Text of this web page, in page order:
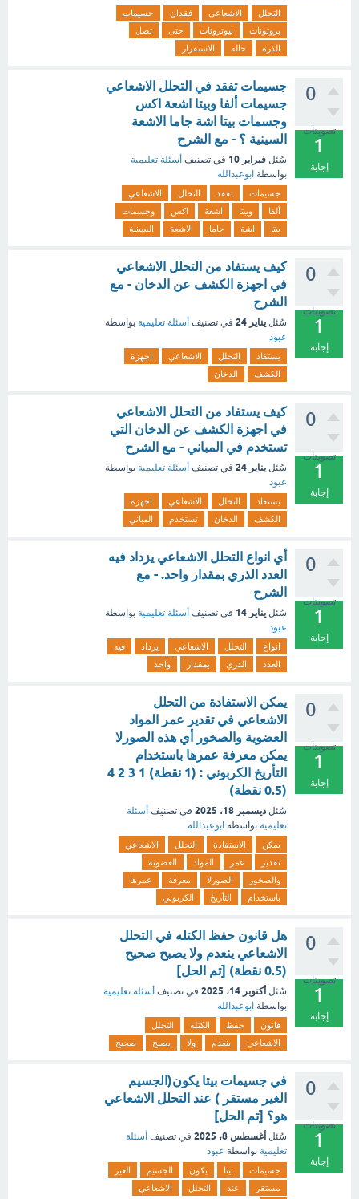
التحلل الاشعاعي فقدان
جسيمات
بروتونات
نيوترونات حتى
تصل
الذرة
حالة الاستقرار
0
تصويتات
1
إجابة
جسيمات تفقد في التحلل الاشعاعي
جسيمات ألفا وبيتا اشعة اكس
وجسمات بيتا اشة جاما الاشعة
السينية ؟ - مع الشرح
سُئل فبراير 10 في تصنيف أسئلة تعليمية
بواسطة ابوعبدالله
جسيمات تفقد التحلل
الاشعاعي
ألفا
وبيتا اشعة اكس
وجسمات
بيتا
اشة جاما الاشعة السينية
0
تصويتات
1
إجابة
كيف يستفاد من التحلل الاشعاعي
في اجهزة الكشف عن الدخان - مع
الشرح
سُئل يناير 24 في تصنيف أسئلة تعليمية بواسطة
عبود
يستفاد التحلل الاشعاعي
اجهزة
الكشف
الدخان
0
تصويتات
1
إجابة
كيف يستفاد من التحلل الاشعاعي
في اجهزة الكشف عن الدخان التي
تستخدم في المباني - مع الشرح
سُئل يناير 24 في تصنيف أسئلة تعليمية بواسطة
عبود
يستفاد التحلل الاشعاعي
اجهزة
الكشف
الدخان تستخدم المباني
0
تصويتات
1
إجابة
أي انواع التحلل الاشعاعي يزداد فيه
العدد الذري بمقدار واحد. - مع
الشرح
سُئل يناير 14 في تصنيف أسئلة تعليمية بواسطة
عبود
انواع التحلل الاشعاعي يزداد
فيه
العدد
الذري بمقدار واحد
0
تصويتات
1
إجابة
يمكن الاستفادة من التحلل
الاشعاعي في تقدير عمر المواد
العضوية والصخور أي هذه الصورلا
يمكن معرفة عمرها باستخدام
التأريخ الكربوني : (1 نقطة) 1 3 2 4
(0.5 نقطة)
سُئل ديسمبر 18، 2025 في تصنيف أسئلة
تعليمية بواسطة ابوعبدالله
يمكن الاستفادة التحلل
الاشعاعي
تقدير
عمر المواد
العضوية
والصخور
الصورلا معرفة
عمرها
باستخدام
التأريخ الكربوني
0
تصويتات
1
إجابة
هل قانون حفظ الكتله في التحلل
الاشعاعي ينعدم ولا يصبح صحيح
(0.5 نقطة) [تم الحل]
سُئل أكتوبر 14، 2025 في تصنيف أسئلة تعليمية
بواسطة ابوعبدالله
قانون حفظ الكتله
التحلل
الاشعاعي
ينعدم ولا يصبح صحيح
0
تصويتات
1
إجابة
في جسيمات بيتا يكون(الجسيم
الغير مستقر ) عند التحلل الاشعاعي
هو؟ [تم الحل]
سُئل أغسطس 8، 2025 في تصنيف أسئلة
تعليمية بواسطة عبود
جسيمات بيتا يكون الجسيم
الغير
مستقر
عند التحلل الاشعاعي